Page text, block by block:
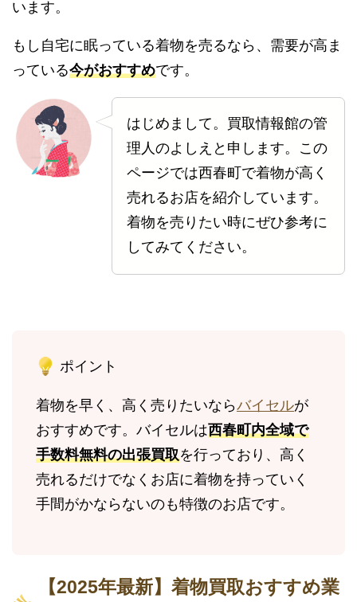
います。
もし自宅に眠っている着物を売るなら、需要が高ま
っている今がおすすめです。
はじめまして。買取情報館の管
理人のよしえと申します。この
ページでは西春町で着物が高く
売れるお店を紹介しています。
着物を売りたい時にぜひ参考に
してみてください。
ポイント
着物を早く、高く売りたいならバイセルが
おすすめです。バイセルは西春町内全域で
手数料無料の出張買取を行っており、高く
売れるだけでなくお店に着物を持っていく
手間がかならないのも特徴のお店です。
【2025年最新】着物買取おすすめ業